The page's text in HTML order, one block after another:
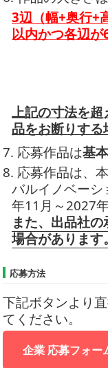
3辺（幅+奥行+
以内かつ各辺
上記の寸法を
品をお断りす
7. 応募作品は基
8. 応募作品は、
バルイノベー
年11月～2027
また、出品社
場合があります
応募方法
下記ボタンより
てください。
企業 応募フォー